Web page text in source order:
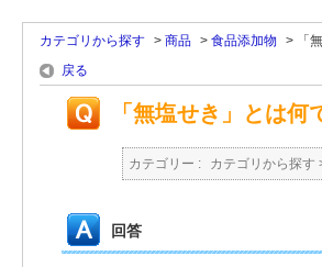
カテゴリから探す > 商品 > 食品添加物 >
「
戻る
「無塩せき」とは何
カテゴリー : カテゴリから探す
回答